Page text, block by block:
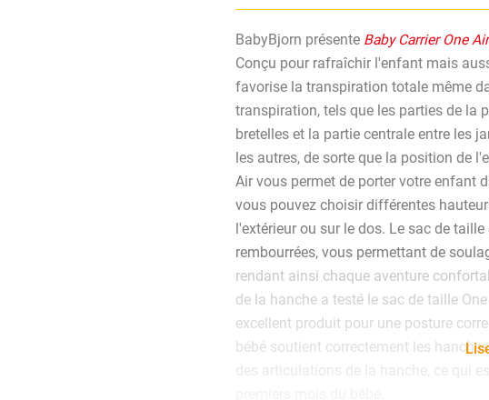
BabyBjorn présente Baby Carrier One Air
Conçu pour rafraîchir l'enfant mais
favorise la transpiration totale même
transpiration, tels que les parties de la
bretelles et la partie centrale entre les
les autres, de sorte que la position de
Air vous permet de porter votre enfant
vous pouvez choisir différentes
l'extérieur ou sur le dos. Le sac de
rembourrées, vous permettant de
rendant ainsi chaque aventure
de la hanche a testé le sac de taille
excellent produit pour une posture
bébé soutient correctement les
des articulations de la hanche, ce qui